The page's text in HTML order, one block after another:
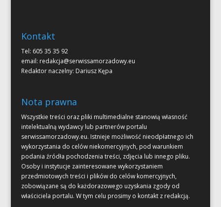
Kontakt
Tel: 605 35 35 92
email: redakcja@serwissamorzadowy.eu
Redaktor naczelny: Dariusz Kępa
Nota prawna
Wszystkie treści oraz pliki multimedialne stanowią własność
intelektualną wydawcy lub partnerów portalu
serwissamorzadowy.eu. Istnieje możliwość nieodpłatnego ich
wykorzystania do celów niekomercyjnych, pod warunkiem
podania źródła pochodzenia treści, zdjęcia lub innego pliku.
Osoby i instytucje zainteresowane wykorzystaniem
przedmiotowych treści i plików do celów komercyjnych,
zobowiązane są do każdorazowego uzyskania zgody od
właściciela portalu. W tym celu prosimy o kontakt z redakcją.